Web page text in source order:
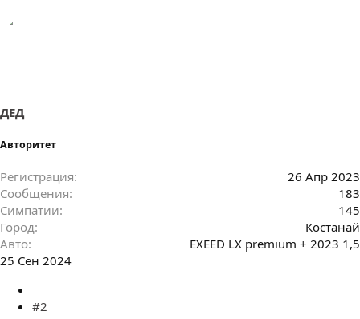
ДЕД
Авторитет
Регистрация
26 Апр 2023
Сообщения
183
Симпатии
145
Город
Костанай
Авто
EXEED LX premium + 2023 1,5
25 Сен 2024
#2